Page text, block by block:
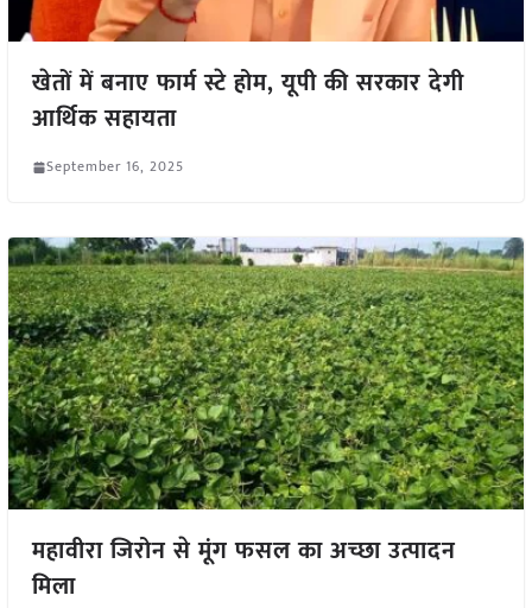
खेतों में बनाए फार्म स्टे होम, यूपी की सरकार देगी
आर्थिक सहायता
September 16, 2025
महावीरा जिरोन से मूंग फसल का अच्छा उत्पादन
मिला